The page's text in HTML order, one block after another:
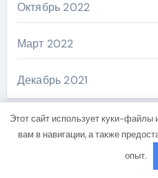
Октябрь 2022
Март 2022
Декабрь 2021
Рубрики
Этот сайт использует куки-файлы
вам в навигации, а также
опыт.